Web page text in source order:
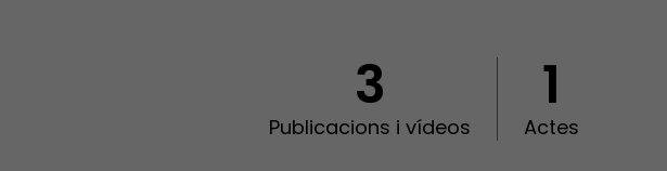
3
Publicacions i vídeos
1
Actes